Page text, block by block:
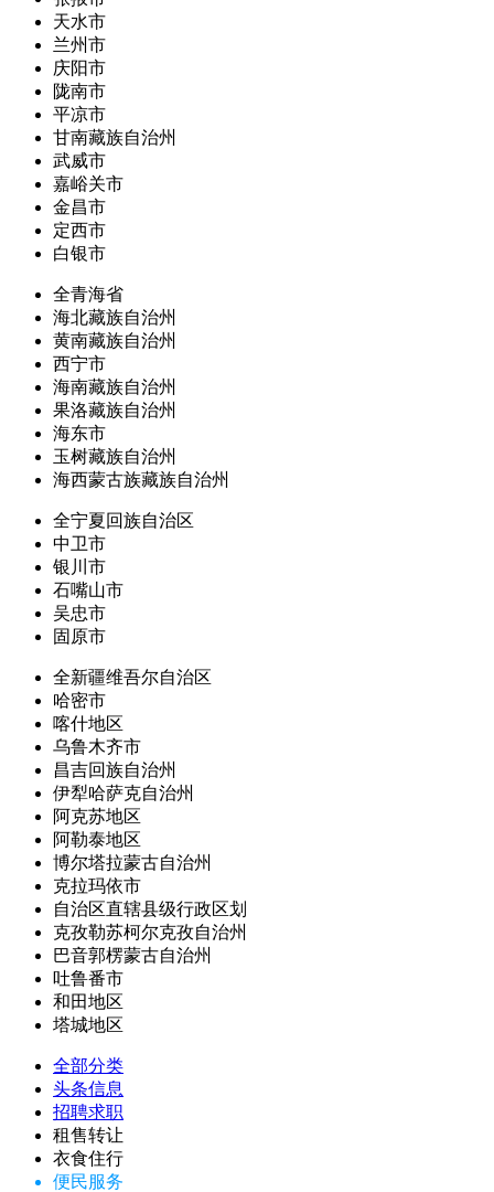
天水市
兰州市
庆阳市
陇南市
平凉市
甘南藏族自治州
武威市
嘉峪关市
金昌市
定西市
白银市
全青海省
海北藏族自治州
黄南藏族自治州
西宁市
海南藏族自治州
果洛藏族自治州
海东市
玉树藏族自治州
海西蒙古族藏族自治州
全宁夏回族自治区
中卫市
银川市
石嘴山市
吴忠市
固原市
全新疆维吾尔自治区
哈密市
喀什地区
乌鲁木齐市
昌吉回族自治州
伊犁哈萨克自治州
阿克苏地区
阿勒泰地区
博尔塔拉蒙古自治州
克拉玛依市
自治区直辖县级行政区划
克孜勒苏柯尔克孜自治州
巴音郭楞蒙古自治州
吐鲁番市
和田地区
塔城地区
全部分类
头条信息
招聘求职
租售转让
衣食住行
便民服务